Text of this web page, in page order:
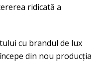
ridicată a
cu brandul de lux
din nou producţia